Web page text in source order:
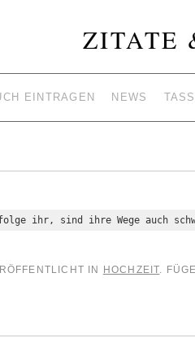
ZITATE
EINTRAGEN NEWS
ihr, sind ihre Wege auch
IN HOCHZEIT.